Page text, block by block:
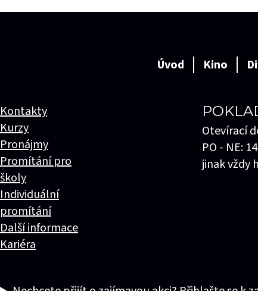
Úvod Kino
Kontakty
Kurzy
Pronájmy
Promítání pro
školy
Individuální
promítání
Další informace
Kariéra
Otevírací
PO - NE:
jinak vždy